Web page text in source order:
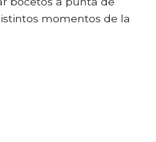
momentos de la